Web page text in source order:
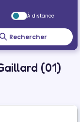
À distance
Rechercher
(01)